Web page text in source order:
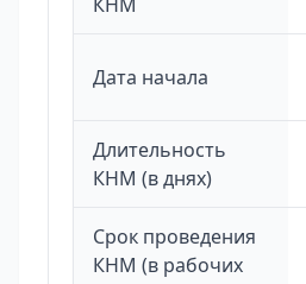
Дата начала
Длительность
КНМ (в днях)
Срок проведения
КНМ (в рабочих